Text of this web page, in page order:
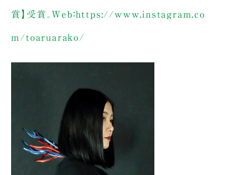
賞】受賞。Web：https://www.instagram.co
m/toaruarako/